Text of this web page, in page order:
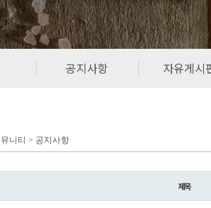
공지사항 자유게시
니티 > 공지사항
제목